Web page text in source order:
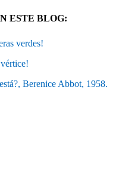
ESTE BLOG:
verdes!
Berenice Abbot, 1958.